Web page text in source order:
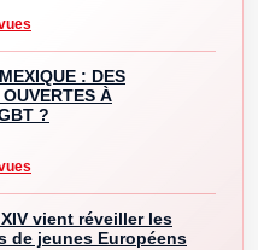
: DES
À
?
vient réveiller les
de jeunes Européens